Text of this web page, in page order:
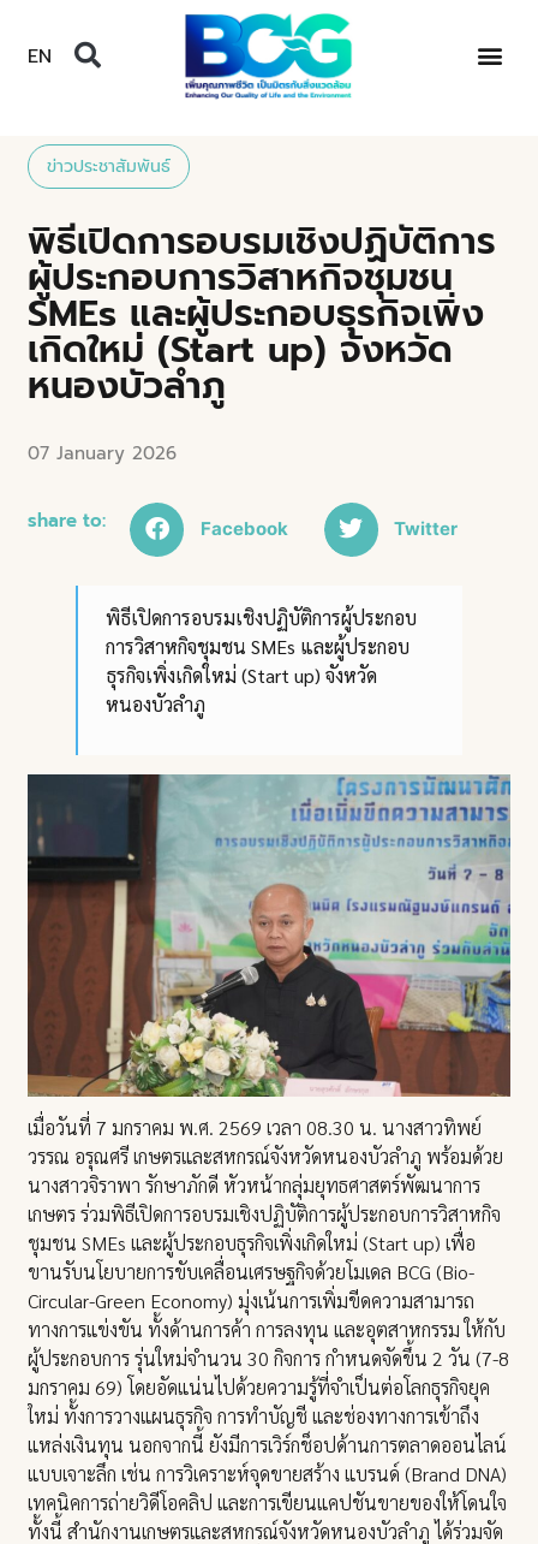
EN
ข่าวประชาสัมพันธ์
พิธีเปิดการอบรมเชิงปฏิบัติการ
ผู้ประกอบการวิสาหกิจชุมชน
SMEs และผู้ประกอบธุรกิจเพิ่ง
เกิดใหม่ (Start up) จังหวัด
หนองบัวลำภู
07 January 2026
share to: Facebook Twitter
พิธีเปิดการอบรมเชิงปฏิบัติการผู้ประกอบ
การวิสาหกิจชุมชน SMEs และผู้ประกอบ
ธุรกิจเพิ่งเกิดใหม่ (Start up) จังหวัด
หนองบัวลำภู
เมื่อวันที่ 7 มกราคม พ.ศ. 2569 เวลา 08.30 น. นางสาวทิพย์
วรรณ อรุณศรี เกษตรและสหกรณ์จังหวัดหนองบัวลำภู พร้อมด้วย
นางสาวจิราพา รักษาภักดี หัวหน้ากลุ่มยุทธศาสตร์พัฒนาการ
เกษตร ร่วมพิธีเปิดการอบรมเชิงปฏิบัติการผู้ประกอบการวิสาหกิจ
ชุมชน SMEs และผู้ประกอบธุรกิจเพิ่งเกิดใหม่ (Start up) เพื่อ
ขานรับนโยบายการขับเคลื่อนเศรษฐกิจด้วยโมเดล BCG (Bio-
Circular-Green Economy) มุ่งเน้นการเพิ่มขีดความสามารถ
ทางการแข่งขัน ทั้งด้านการค้า การลงทุน และอุตสาหกรรม ให้กับ
ผู้ประกอบการ รุ่นใหม่จำนวน 30 กิจการ กำหนดจัดขึ้น 2 วัน (7-8
มกราคม 69) โดยอัดแน่นไปด้วยความรู้ที่จำเป็นต่อโลกธุรกิจยุค
ใหม่ ทั้งการวางแผนธุรกิจ การทำบัญชี และช่องทางการเข้าถึง
แหล่งเงินทุน นอกจากนี้ ยังมีการเวิร์กช็อปด้านการตลาดออนไลน์
แบบเจาะลึก เช่น การวิเคราะห์จุดขายสร้าง แบรนด์ (Brand DNA)
เทคนิคการถ่ายวิดีโอคลิป และการเขียนแคปชันขายของให้โดนใจ
ทั้งนี้ สำนักงานเกษตรและสหกรณ์จังหวัดหนองบัวลำภู ได้ร่วมจัด